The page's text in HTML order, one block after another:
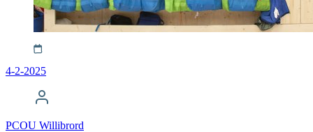
4-2-2025
PCOU Willibrord